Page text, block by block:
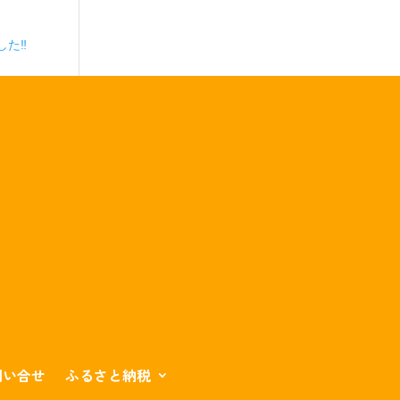
た‼️
合せ ふるさと納税